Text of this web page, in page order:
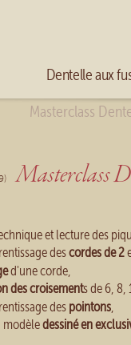
Dentelle aux
Masterclass
Masterclass
et lecture des
descordes de 2
d'une corde,
des croisements de 6, 8,
despointons
modèledessiné en